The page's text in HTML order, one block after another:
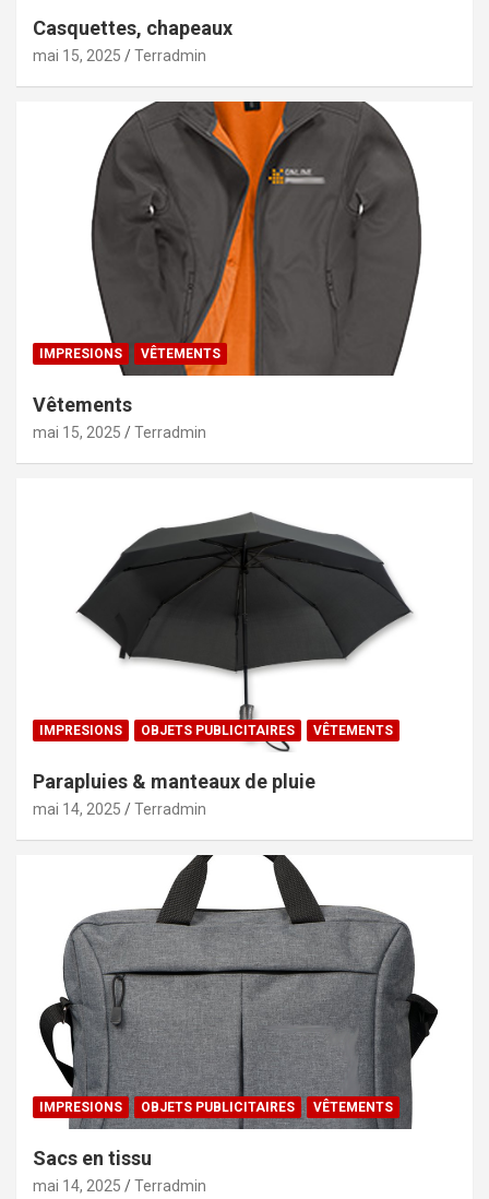
Casquettes, chapeaux
mai 15, 2025 Terradmin
IMPRESIONS VÊTEMENTS
Vêtements
mai 15, 2025 Terradmin
IMPRESIONS OBJETS PUBLICITAIRES VÊTEMENTS
Parapluies & manteaux de pluie
mai 14, 2025 Terradmin
IMPRESIONS OBJETS PUBLICITAIRES VÊTEMENTS
Sacs en tissu
mai 14, 2025 Terradmin